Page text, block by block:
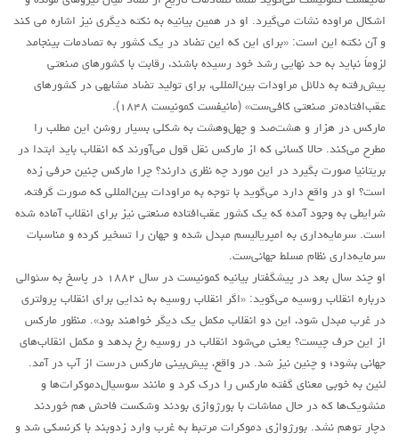
هسته کارگران پيشتاز سوسياليست (خوزستان)
اشکال مراوده نشات می‌گیرد. او در همین بیانیه به نکته دیگری نیز اشاره می کند
و آن نکته این است: «برای این که این تضاد در یک کشور به تصادمات بینجامد
لزوماً نباید به حد نهایی رشد خود رسیده باشند، رقابت با کشورهای صنعتی
پیش‌رفته به دلائل مراودات بین‌المللی، برای تولید تضاد مشابهی در کشورهای
عقب‌افتاده‌تر صنعتی کافی‌ست» (مانیفست کمونیست ۱۸۴۸).
مارکس در هزار و هشت‌صد و چهل‌و‌هشت به شکلی بسیار روشن این مطلب را
مطرح می‌کند. حالا کسانی که از مارکس نقل قول می‌آورند که انقلاب باید ابتدا در
بریتانیا صورت بگیرد در این مورد چه نظری دارند؟ چرا مارکس چنین حرفی زده
است؟ او در واقع دارد می‌گوید با توجه به مراودات بین‌المللی که صورت گرفته،
شرایطی به وجود آمده که یک کشور عقب‌افتاده صنعتی نیز برای انقلاب آماده شده
است. سرمایه‌داری به امپریالیسم مبدل شده و جهان را تسخیر کرده و مناسبات
سرمایه‌داری نظام مسلط جهانی‌ست.
او چند سال بعد در پیشگفتار بیانیه کمونیست در سال ۱۸۸۲ در پاسخ به سئوالی
درباره انقلاب روسیه می‌گوید: «اگر انقلاب روسیه به ندایی برای انقلاب پرولتری
در غرب مبدل شود، این دو انقلاب مکمل یک دیگر خواهند بود». منظور مارکس
از این حرف چیست؟ یعنی می‌شود انقلاب در روسیه رخ بدهد و مکمل انقلاب‌های
جهانی بشود؛ و چنین نیز شد. در واقع، پیش‌بینی مارکس درست از آب در آمد.
لنین به خوبی معنای گفته مارکس را درک کرد و مانند سوسیال‌دموکرات‌ها و
منشویک‌ها که در حال مماشات با بورژوازی بودند وشکست فاحش هم خوردند
دچار توهم نشد. بورژوازی دموکرات مرتبط به غرب وارد زدوبند با کرنسکی شد و